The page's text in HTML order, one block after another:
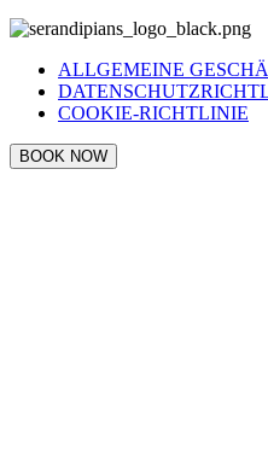
ALLGEMEINE
COOKIE-RICHTLINIE
BOOK NOW